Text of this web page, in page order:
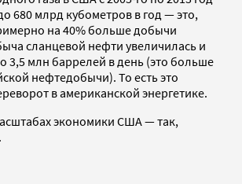
680 млрд кубометров в год — это,
на 40% больше добычи
сланцевой нефти увеличилась и
3,5 млн баррелей в день (это больше
нефтедобычи). То есть это
в американской энергетике.
экономики США — так,